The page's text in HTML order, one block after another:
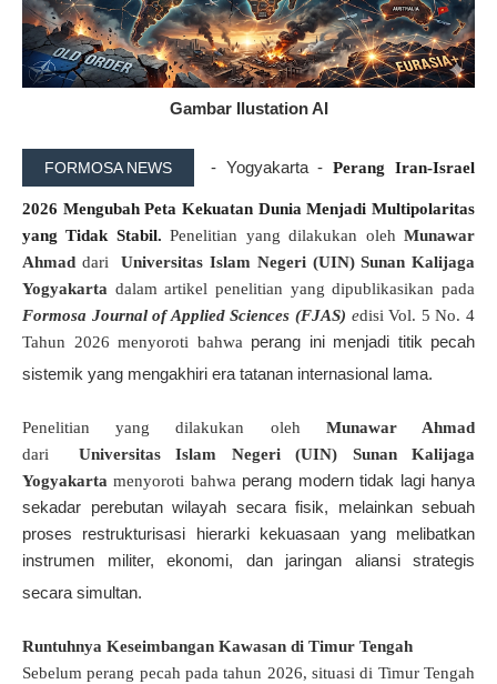
Gambar Ilustation AI
FORMOSA NEWS - Yogyakarta -Perang Iran-Israel
2026 Mengubah Peta Kekuatan Dunia Menjadi Multipolaritas
yang Tidak Stabil. Penelitian yang dilakukan olehMunawar
Ahmad dariUniversitas Islam Negeri (UIN) Sunan Kalijaga
Yogyakarta dalam artikel penelitian yang dipublikasikan pada
Formosa Journal of Applied Sciences (FJAS) edisi Vol. 5 No. 4
Tahun 2026 menyoroti bahwa perang ini menjadi titik pecah
sistemik yang mengakhiri era tatanan internasional lama.
Penelitian yang dilakukan oleh Munawar Ahmad
dari Universitas Islam Negeri (UIN) Sunan Kalijaga
Yogyakartamenyoroti bahwa perang modern tidak lagi hanya
sekadar perebutan wilayah secara fisik, melainkan sebuah
proses restrukturisasi hierarki kekuasaan yang melibatkan
instrumen militer, ekonomi, dan jaringan aliansi strategis
secara simultan.
Runtuhnya Keseimbangan Kawasan di Timur Tengah
Sebelum perang pecah pada tahun 2026, situasi di Timur Tengah